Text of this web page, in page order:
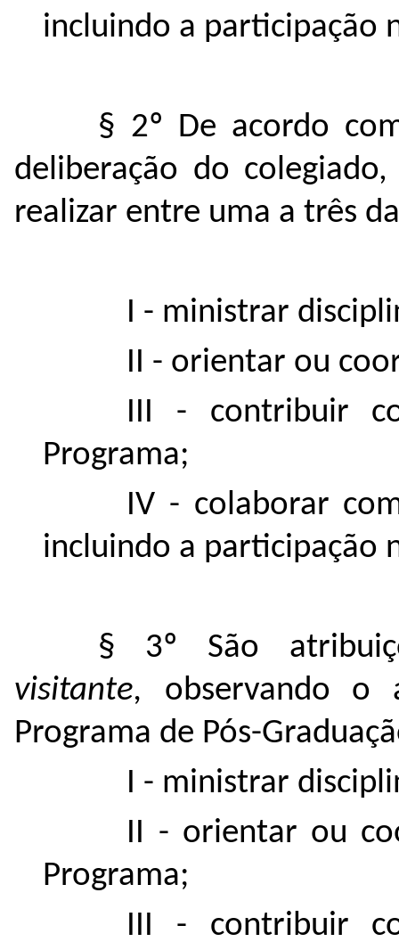
incluindo a participação
§ 2º De acordo
deliberação do
realizar entre uma a três
I - ministrar
II - orientar ou
III - contribuir
Programa;
IV - colaborar
incluindo a participação
§ 3º São
visitante, observando o
Programa de Pós-
I - ministrar
II - orientar ou
Programa;
III - contribuir